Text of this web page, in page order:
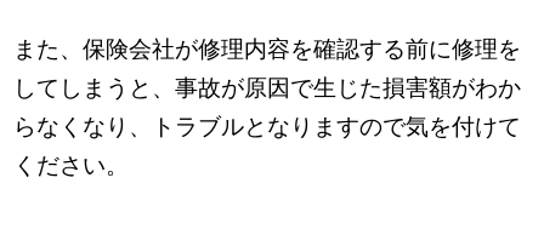
また、保険会社が修理内容を確認する前に修理を
してしまうと、事故が原因で生じた損害額がわか
らなくなり、トラブルとなりますので気を付けて
ください。